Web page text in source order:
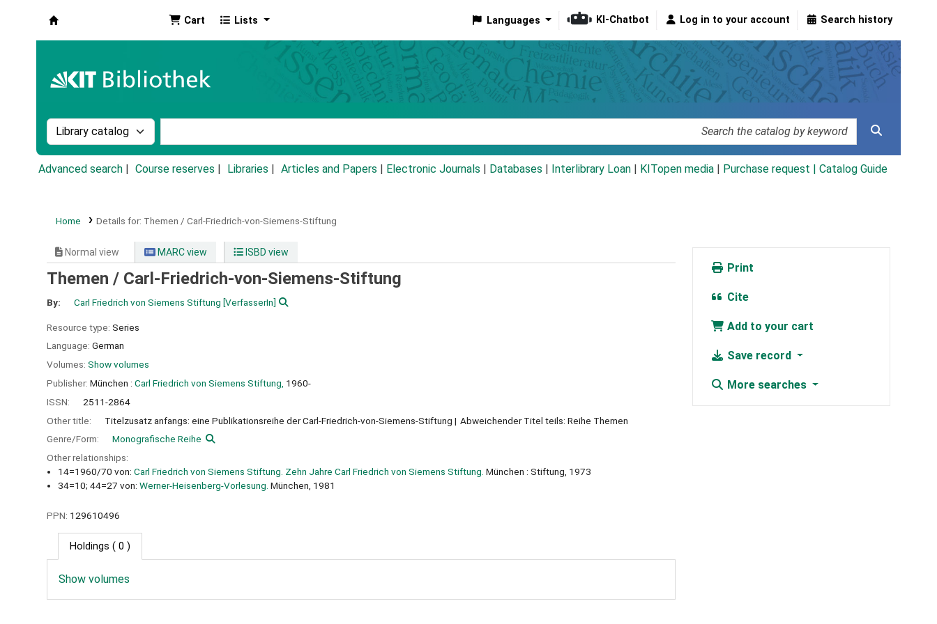
Cart Lists Languages KI-Chatbot Log in to your account Search history
Search the catalog by:
Advanced search Course reserves Libraries Articles and Papers Electronic Journals Databases Interlibrary Loan KITopen media Purchase request | Catalog Guide
Home Details for: Themen / Carl-Friedrich-von-Siemens-Stiftung
Normal view MARC view ISBD view
Themen / Carl-Friedrich-von-Siemens-Stiftung
By: Carl Friedrich von Siemens Stiftung [VerfasserIn]
Resource type: Series
Language: German
Volumes: Show volumes
Publisher: München : Carl Friedrich von Siemens Stiftung, 1960-
ISSN:
2511-2864
Other title:
Titelzusatz anfangs: eine Publikationsreihe der Carl-Friedrich-von-Siemens-Stiftung
Abweichender Titel teils: Reihe Themen
Genre/Form:
Monografische Reihe
Other relationships:
14=1960/70 von: Carl Friedrich von Siemens Stiftung. Zehn Jahre Carl Friedrich von Siemens Stiftung. München : Stiftung, 1973
34=10; 44=27 von: Werner-Heisenberg-Vorlesung. München, 1981
PPN: 129610496
Holdings ( 0 )
Show volumes
Print
Cite
Add to your cart
Save record
More searches